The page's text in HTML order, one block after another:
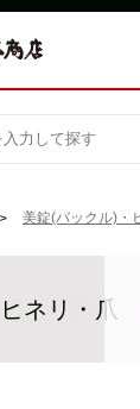
美錠(バックル)・
ネリ・爪